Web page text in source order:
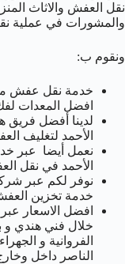
نقل العفش والاثاث
والمشورات في عملية
ونقوم ب:
خدمة نقل عفش
افضل المعدات
لدينا أفضل
الأحمد لتغليف
نعمل أيضا عبر
الأحمد في نقل
نوفر لكم عبر
خدمة تخزين
افضل الاسعار
خلال فني هندي و
الفروانية و
الناصر داخل